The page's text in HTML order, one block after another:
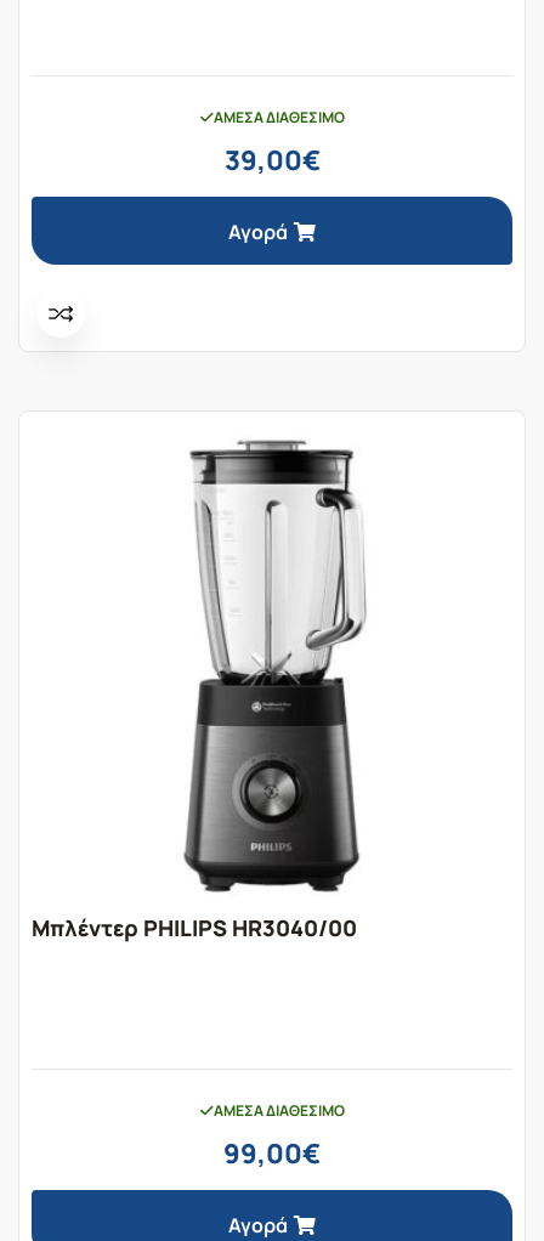
ΆΜΕΣΑ ΔΙΑΘΈΣΙΜΟ
39,00€
Αγορά
Μπλέντερ PHILIPS HR3040/00
ΆΜΕΣΑ ΔΙΑΘΈΣΙΜΟ
99,00€
Αγορά